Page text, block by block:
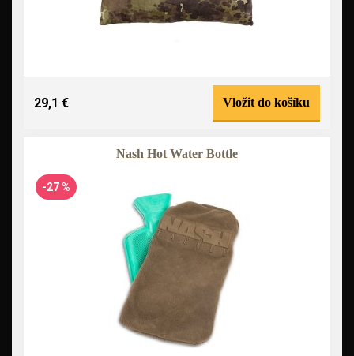
29,1 € Vložit do košíku
Nash Hot Water Bottle
-27 %